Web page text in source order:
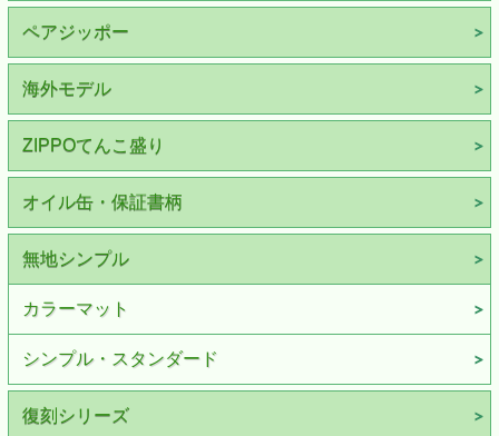
ペアジッポー
海外モデル
ZIPPOてんこ盛り
オイル缶・保証書柄
無地シンプル
カラーマット
シンプル・スタンダード
復刻シリーズ